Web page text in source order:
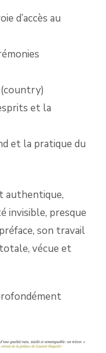
d’accès au
et la
et la pratique du
authentique,
invisible, presque
son travail
vécue et